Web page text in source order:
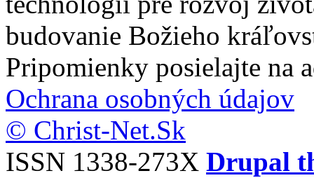
budovanie Božieho
Pripomienky posielajte na
Ochrana osobných údajov
© Christ-Net.Sk
ISSN 1338-273X Drupal